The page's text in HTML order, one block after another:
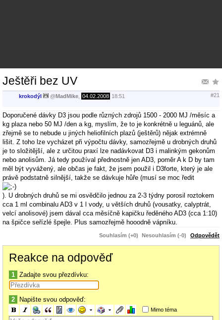
Ještěři bez UV
krokodýl @MadMike 04.02.2008 18:51 #21
Doporučené dávky D3 jsou podle různých zdrojů 1500 - 2000 MJ /měsíc a
kg plaza nebo 50 MJ /den a kg, myslím, že to je konkrétně u leguánů, ale
zřejmě se to nebude u jiných heliofilních plazů (ještěrů) nějak extrémně
lišit. Z toho lze vycházet při výpočtu dávky, samozřejmě u drobných druhů
je to složitější, ale z určitou praxí lze nadávkovat D3 i malinkým gekonům
nebo anolisům. Já tedy používal přednostně jen AD3, poměr A k D by tam
měl být vyvážený, ale občas je fakt, že jsem použil i D3forte, který je ale
právě podstatně silnější, takže se dávkuje hůře (musí se moc ředit
). U drobných druhů se mi osvědčilo jednou za 2-3 týdny porosil roztokem
cca 1 ml combinalu AD3 v 1 l vody, u větších druhů (vousatky, calyptrát,
velcí anolisové) jsem dával cca měsíčně kapičku ředěného AD3 (cca 1:10)
na špičce seřízlé špejle. Plus samozřejmě hooodně vápníku.
Souhlasím (+0) Nesouhlasím (-0) Odpovědět
Reakce na odpověď
1 Zadajte svou přezdívku:
2 Napište svou odpověď:
Mimo téma